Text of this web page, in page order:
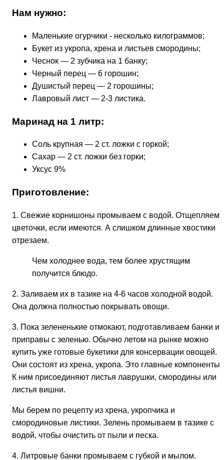
Нам нужно:
Маленькие огурчики - несколько килограммов;
Букет из укропа, хрена и листьев смородины;
Чеснок — 2 зубчика на 1 банку;
Черный перец — 6 горошин;
Душистый перец — 2 горошины;
Лавровый лист — 2-3 листика.
Маринад на 1 литр:
Соль крупная — 2 ст. ложки с горкой;
Сахар — 2 ст. ложки без горки;
Уксус 9%
Приготовление:
1. Свежие корнишоны промываем с водой. Отщепляем
цветочки, если имеются. А слишком длинные хвостики
отрезаем.
Чем холоднее вода, тем более хрустящим
получится блюдо.
2. Заливаем их в тазике на 4-6 часов холодной водой.
Она должна полностью покрывать овощи.
3. Пока зелененькие отмокают, подготавливаем банки и
приправы с зеленью. Обычно летом на рынке можно
купить уже готовые букетики для консервации овощей.
Они состоят из хрена, укропа. Это главные компоненты.
К ним присоединяют листья лаврушки, смородины или
листья вишни.
Мы берем по рецепту из хрена, укропчика и
смородиновые листики. Зелень промываем в тазике с
водой, чтобы очистить от пыли и песка.
4. Литровые банки промываем с губкой и мылом.